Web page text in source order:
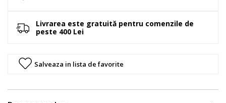
Livrarea este gratuită pentru comenzile de
peste 400 Lei
Salveaza in lista de favorite